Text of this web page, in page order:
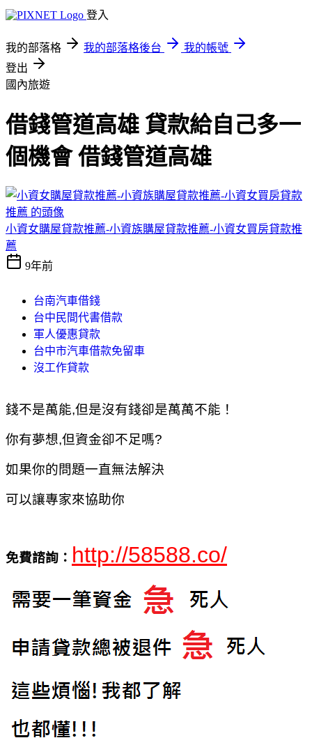
登入
我的部落格 我的部落格後台
我的帳號
登出
國內旅遊
借錢管道高雄 貸款給自己多一
個機會 借錢管道高雄
小資女購屋貸款推薦-小資族購屋貸款推薦-小資女買房貸款推
薦
9年前
台南汽車借錢
台中民間代書借款
軍人優惠貸款
台中市汽車借款免留車
沒工作貸款
錢不是萬能,但是沒有錢卻是萬萬不能！
你有夢想,但資金卻不足嗎?
如果你的問題一直無法解決
可以讓專家來協助你
免費諮詢： http://58588.co/